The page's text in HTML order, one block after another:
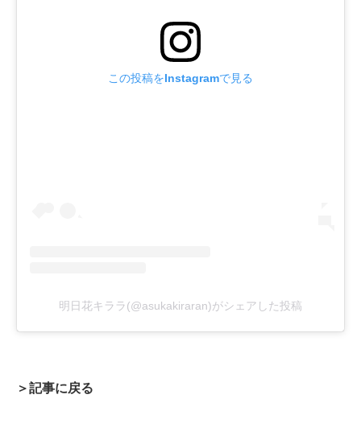
この投稿をInstagramで見る
明日花キララ(@asukakiraran)がシェアした投稿
＞記事に戻る